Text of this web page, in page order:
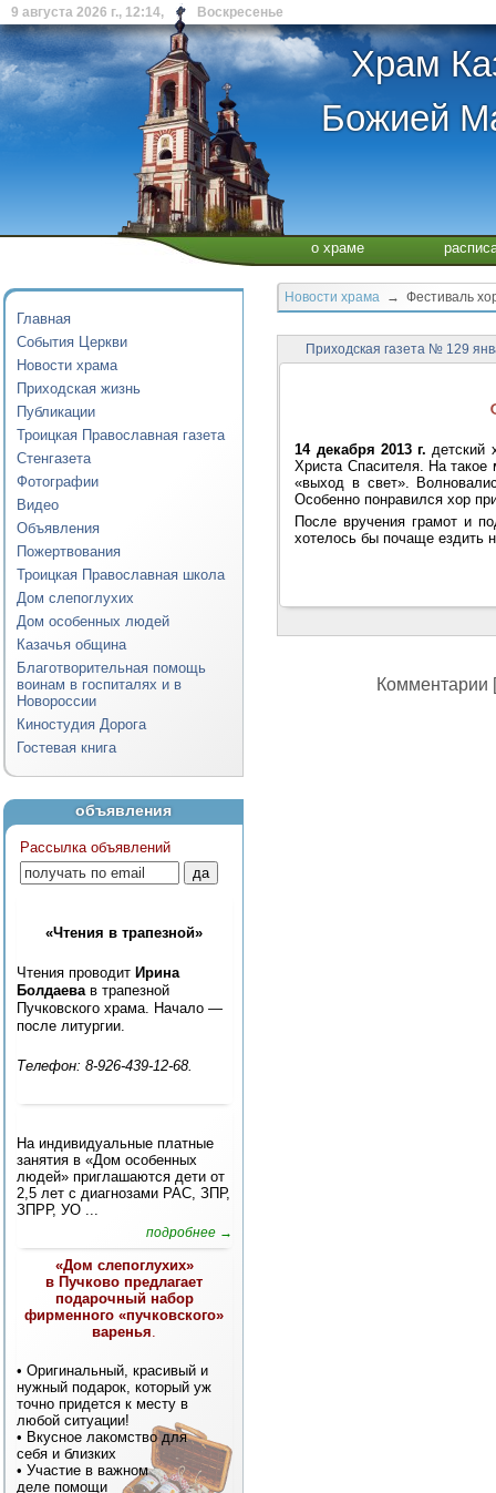
9 августа 2026 г., 12:14, Воскресенье
Храм
Божией
о храме
Главная
События Церкви
Новости храма
Приходская жизнь
Публикации
Троицкая Православная газета
Стенгазета
Фотографии
Видео
Объявления
Пожертвования
Троицкая Православная школа
Дом слепоглухих
Дом особенных людей
Казачья община
Благотворительная помощь
воинам в госпиталях и в
Новороссии
Киностудия Дорога
Гостевая книга
объявления
Рассылка объявлений
«Чтения в трапезной»
Чтения проводит Ирина
Болдаева в трапезной
Пучковского храма. Начало —
после литургии.
Телефон: 8-926-439-12-68.
На индивидуальные платные
занятия в «Дом особенных
людей» приглашаются дети от
2,5 лет с диагнозами РАС, ЗПР,
ЗПРР, УО ...
подробнее →
«Дом слепоглухих»
в Пучково предлагает
подарочный набор
фирменного «пучковского»
варенья.
• Оригинальный, красивый и
нужный подарок, который уж
точно придется к месту в
любой ситуации!
• Вкусное лакомство для
себя и близких
• Участие в важном
деле помощи
Новости храма → Фестиваль
Приходская газета № 129
14 декабря 2013 г. детский
Христа Спасителя. На
«выход в свет».
Особенно понравился хор
После вручения грамот и
хотелось бы почаще ездить
Комментарии